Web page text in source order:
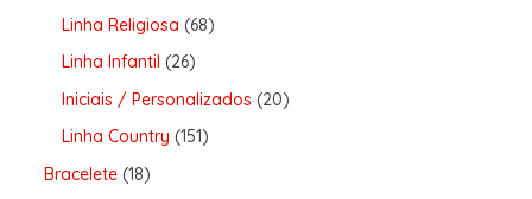
Linha Religiosa 68
Linha Infantil 26
Iniciais / Personalizados 20
Linha Country 151
Bracelete 18